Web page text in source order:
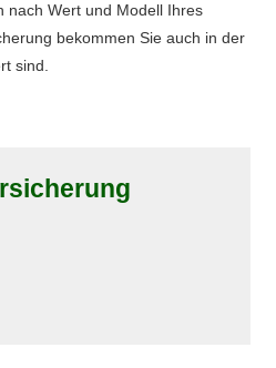
nach Wert und Modell Ihres
bekommen Sie auch in der
sind.